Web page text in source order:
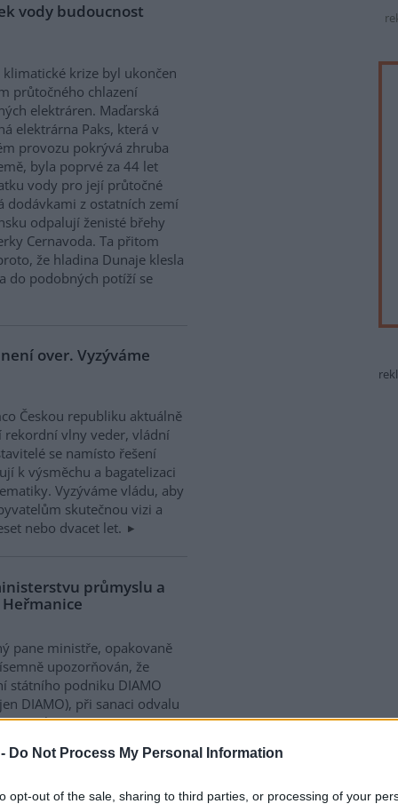
Do Not Process My Personal Information
opt-out of the sale, sharing to third parties, or processing of your
vody budoucnost
klimatické krize byl ukončen
průtočného chlazení
elektráren. Maďarská
elektrárna Paks, která v
provozu pokrývá zhruba
byla poprvé za 44 let
vody pro její průtočné
dodávkami z ostatních zemí
odpalují ženisté břehy
Cernavoda. Ta přitom
že hladina Dunaje klesla
do podobných potíží se
over. Vyzýváme
Českou republiku aktuálně
rekordní vlny veder, vládní
se namísto řešení
k výsměchu a bagatelizaci
Vyzýváme vládu, aby
skutečnou vizi a
nebo dvacet let.
průmyslu a
pane ministře, opakovaně
upozorňován, že
státního podniku DIAMO
DIAMO), při sanaci odvalu
ohrožuje životní
Tento fakt je potvrzen
správy a proto tentokrát